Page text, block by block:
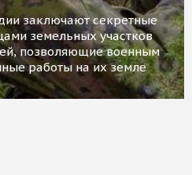
заключают секретные
земельных участков
позволяющие военным
работы на их земле